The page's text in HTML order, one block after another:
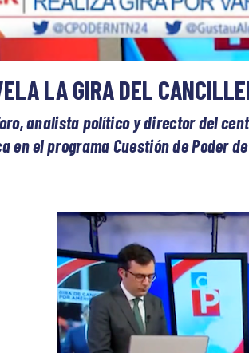
LA GIRA DEL
analista político y director del
en el programa Cuestión de Poder de